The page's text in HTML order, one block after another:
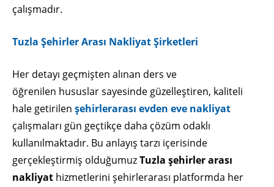
çalışmadır.
Tuzla Şehirler Arası Nakliyat Şirketleri
Her detayı geçmişten alınan ders ve
öğrenilen hususlar sayesinde güzelleştiren, kaliteli
hale getirilen şehirlerarası evden eve nakliyat
çalışmaları gün geçtikçe daha çözüm odaklı
kullanılmaktadır. Bu anlayış tarzı içerisinde
gerçekleştirmiş olduğumuzTuzla şehirler arası
nakliyat hizmetlerini şehirlerarası platformda her